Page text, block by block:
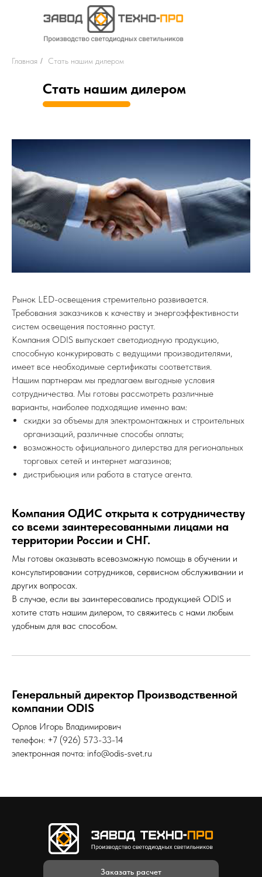
Главная / Стать нашим дилером
Стать нашим дилером
Рынок LED-освещения стремительно развивается.
Требования заказчиков к качеству и энергоэффективности
систем освещения постоянно растут.
Компания ODIS выпускает светодиодную продукцию,
способную конкурировать с ведущими производителями,
имеет все необходимые сертификаты соответствия.
Нашим партнерам мы предлагаем выгодные условия
сотрудничества. Мы готовы рассмотреть различные
варианты, наиболее подходящие именно вам:
скидки за объемы для электромонтажных и строительных
организаций, различные способы оплаты;
возможность официального дилерства для региональных
торговых сетей и интернет магазинов;
дистрибьюция или работа в статусе агента.
Компания ОДИС открыта к сотрудничеству
со всеми заинтересованными лицами на
территории России и СНГ.
Мы готовы оказывать всевозможную помощь в обучении и
консультировании сотрудников, сервисном обслуживании и
других вопросах.
В случае, если вы заинтересовались продукцией ODIS и
хотите стать нашим дилером, то свяжитесь с нами любым
удобным для вас способом.
Генеральный директор Производственной
компании ODIS
Орлов Игорь Владимирович
телефон: +7 (926) 573-33-14
электронная почта: info@odis-svet.ru
Заказать расчет